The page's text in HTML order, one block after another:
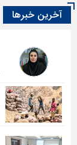
آخرین خبرها